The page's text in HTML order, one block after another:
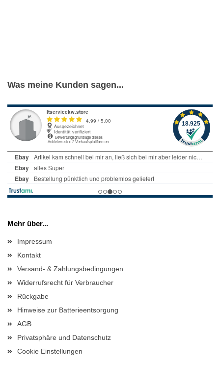
Was meine Kunden sagen...
Mehr über...
Impressum
Kontakt
Versand- & Zahlungsbedingungen
Widerrufsrecht für Verbraucher
Rückgabe
Hinweise zur Batterieentsorgung
AGB
Privatsphäre und Datenschutz
Cookie Einstellungen